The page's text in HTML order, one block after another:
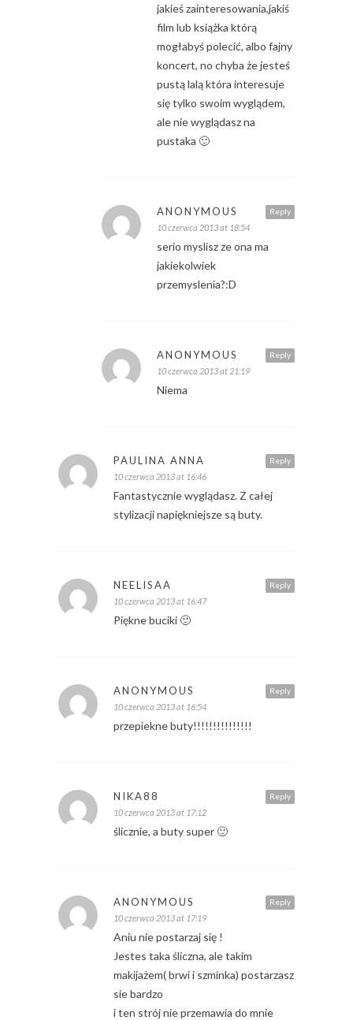
jakieś zainteresowania,jakiś
film lub książka którą
mogłabyś polecić, albo fajny
koncert, no chyba że jesteś
pustą lalą która interesuje
się tylko swoim wyglądem,
ale nie wyglądasz na
pustaka 🙂
Reply
ANONYMOUS
10 czerwca 2013 at 18:54
serio myslisz ze ona ma
jakiekolwiek
przemyslenia?:D
Reply
ANONYMOUS
10 czerwca 2013 at 21:19
Niema
Reply
PAULINA ANNA
10 czerwca 2013 at 16:46
Fantastycznie wyglądasz. Z całej
stylizacji napiękniejsze są buty.
Reply
NEELISAA
10 czerwca 2013 at 16:47
Piękne buciki 🙂
Reply
ANONYMOUS
10 czerwca 2013 at 16:54
przepiekne buty!!!!!!!!!!!!!!!
Reply
NIKA88
10 czerwca 2013 at 17:12
ślicznie, a buty super 🙂
Reply
ANONYMOUS
10 czerwca 2013 at 17:19
Aniu nie postarzaj się !
Jestes taka śliczna, ale takim
makijażem( brwi i szminka) postarzasz
sie bardzo
i ten strój nie przemawia do mnie